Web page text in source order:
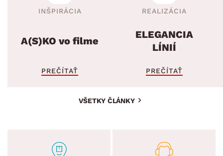
INŠPIRÁCIA
A(S)KO vo filme
PREČÍTAŤ
REALIZÁCIA
ELEGANCIA
LÍNIÍ
PREČÍTAŤ
VŠETKY ČLÁNKY